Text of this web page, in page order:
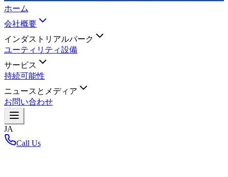
ホーム
会社概要
インダストリアルパーク
ユーティリティ設備
サービス
持続可能性
ニュースとメディア
お問い合わせ
JA
Call Us